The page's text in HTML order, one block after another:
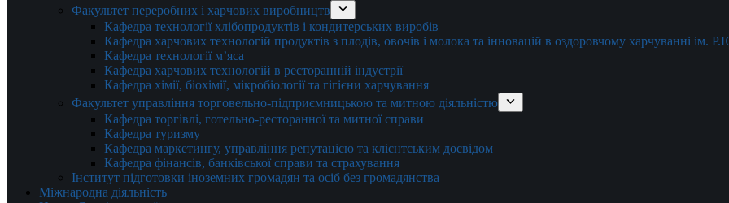
Факультет переробних і харчових виробництв
Кафедра технології хлібопродуктів і кондитерських виробів
Кафедра харчових технологій продуктів з плодів, овочів і молока та інновацій в оздоровчому харчуванні ім.
Кафедра технології м’яса
Кафедра харчових технологій в ресторанній індустрії
Кафедра хімії, біохімії, мікробіології та гігієни харчування
Факультет управління торговельно-підприємницькою та митною діяльністю
Кафедра торгівлі, готельно-ресторанної та митної справи
Кафедра туризму
Кафедра маркетингу, управління репутацією та клієнтським досвідом
Кафедра фінансів, банківської справи та страхування
Інститут підготовки іноземних громадян та осіб без громадянства
Міжнародна діяльність